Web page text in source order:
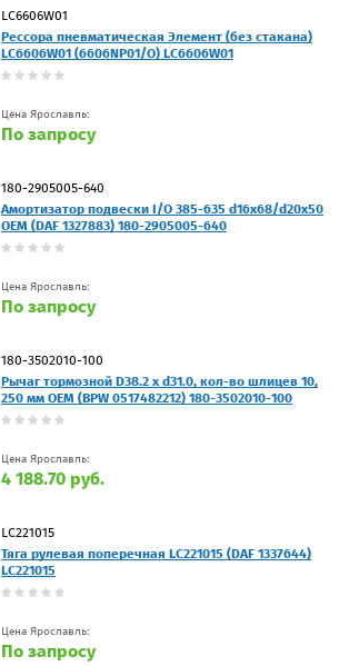
LC6606W01
Рессора пневматическая Элемент (без стакана)
LC6606W01 (6606NP01/O) LC6606W01
Цена Ярославль:
По запросу
180-2905005-640
Амортизатор подвески I/O 385-635 d16x68/d20x50
OEM (DAF 1327883) 180-2905005-640
Цена Ярославль:
По запросу
180-3502010-100
Рычаг тормозной D38.2 x d31.0, кол-во шлицев 10,
250 мм OEM (BPW 0517482212) 180-3502010-100
Цена Ярославль:
4 188.70 руб.
LC221015
Тяга рулевая поперечная LC221015 (DAF 1337644)
LC221015
Цена Ярославль:
По запросу